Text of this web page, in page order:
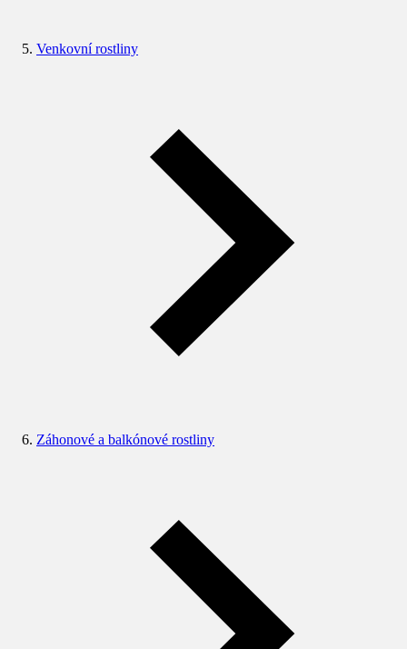
Venkovní rostliny
Záhonové a balkónové rostliny